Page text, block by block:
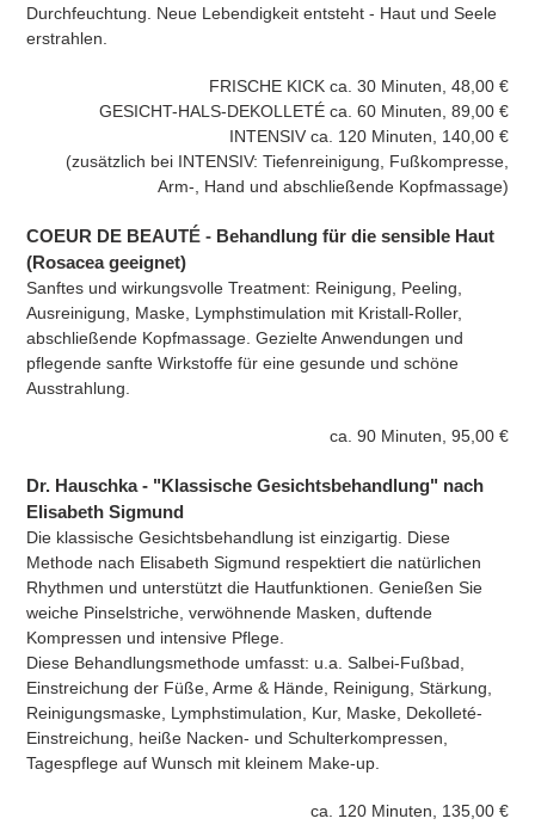
Durchfeuchtung. Neue Lebendigkeit entsteht - Haut und Seele
erstrahlen.
FRISCHE KICK ca. 30 Minuten, 48,00 €
GESICHT-HALS-DEKOLLETÉ ca. 60 Minuten, 89,00 €
INTENSIV ca. 120 Minuten, 140,00 €
(zusätzlich bei INTENSIV: Tiefenreinigung, Fußkompresse,
Arm-, Hand und abschließende Kopfmassage)
COEUR DE BEAUTÉ - Behandlung für die sensible Haut
(Rosacea geeignet)
Sanftes und wirkungsvolle Treatment: Reinigung, Peeling,
Ausreinigung, Maske, Lymphstimulation mit Kristall-Roller,
abschließende Kopfmassage. Gezielte Anwendungen und
pflegende sanfte Wirkstoffe für eine gesunde und schöne
Ausstrahlung.
ca. 90 Minuten, 95,00 €
Dr. Hauschka - "Klassische Gesichtsbehandlung" nach
Elisabeth Sigmund
Die klassische Gesichtsbehandlung ist einzigartig. Diese
Methode nach Elisabeth Sigmund respektiert die natürlichen
Rhythmen und unterstützt die Hautfunktionen. Genießen Sie
weiche Pinselstriche, verwöhnende Masken, duftende
Kompressen und intensive Pflege.
Diese Behandlungsmethode umfasst: u.a. Salbei-Fußbad,
Einstreichung der Füße, Arme & Hände, Reinigung, Stärkung,
Reinigungsmaske, Lymphstimulation, Kur, Maske, Dekolleté-
Einstreichung, heiße Nacken- und Schulterkompressen,
Tagespflege auf Wunsch mit kleinem Make-up.
ca. 120 Minuten, 135,00 €